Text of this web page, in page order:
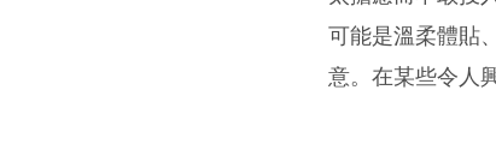
可能是溫柔體貼
意。在某些令人